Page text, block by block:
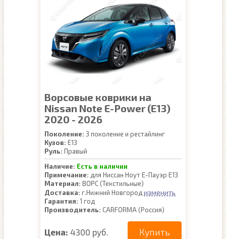
Ворсовые коврики на
Nissan Note E-Power (E13)
2020 - 2026
Поколение: 3 поколение и рестайлинг
Кузов: E13
Руль: Правый
Наличие: Есть в наличии
Примечание: для Ниссан Ноут Е-Пауэр Е13
Материал: ВОРС (Текстильные)
Доставка: г.Нижний Новгород изменить
Гарантия: 1 год
Производитель: CARFORMA (Россия)
Цена: 4300 руб. Купить